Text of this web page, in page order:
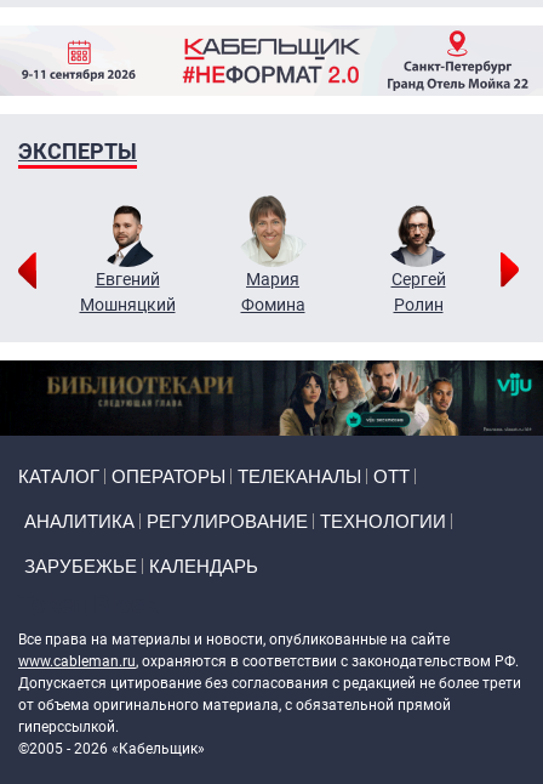
ЭКСПЕРТЫ
Евгений
Мошняцкий
Мария
Фомина
Сергей
Ролин
КАТАЛОГ ОПЕРАТОРЫ ТЕЛЕКАНАЛЫ ОТТ
АНАЛИТИКА РЕГУЛИРОВАНИЕ ТЕХНОЛОГИИ
ЗАРУБЕЖЬЕ КАЛЕНДАРЬ
Все права на материалы и новости, опубликованные на сайте
www.cableman.ru, охраняются в соответствии с законодательством РФ.
Допускается цитирование без согласования с редакцией не более трети
от объема оригинального материала, с обязательной прямой
гиперссылкой.
©2005 - 2026 «Кабельщик»